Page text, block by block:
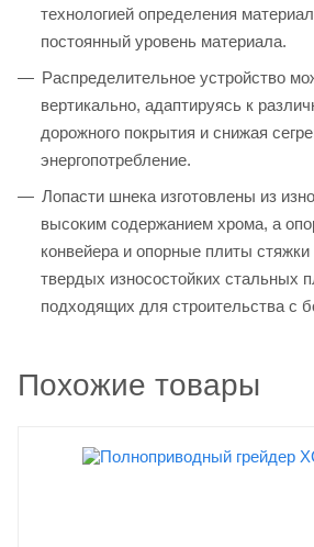
технологией определения
постоянный уровень материала.
Распределительное устройство
вертикально, адаптируясь к
дорожного покрытия и снижая
энергопотребление.
Лопасти шнека изготовлены из
высоким содержанием хрома, а
конвейера и опорные плиты стяжки
твердых износостойких стальных
подходящих для строительства с
Похожие товары